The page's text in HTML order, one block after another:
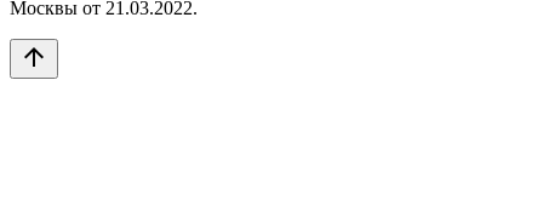
Москвы от 21.03.2022.
arrow_upward